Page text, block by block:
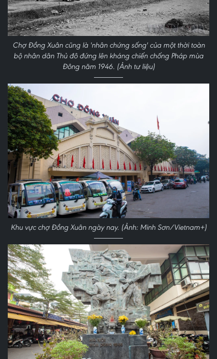
Chợ Đồng Xuân cũng là 'nhân chứng sống' của một thời toàn
bộ nhân dân Thủ đô đứng lên kháng chiến chống Pháp mùa
Đông năm 1946. (Ảnh tư liệu)
Khu vực chợ Đồng Xuân ngày nay. (Ảnh: Minh Sơn/Vietnam+)